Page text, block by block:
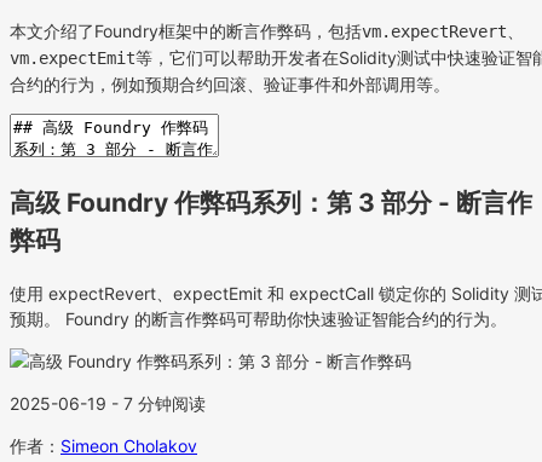
本文介绍了Foundry框架中的断言作弊码，包括vm.expectRevert
vm.expectEmit等，它们可以帮助开发者在Solidity测试中快速验证智
合约的行为，例如预期合约回滚、验证事件和外部调用等。
高级 Foundry 作弊码系列：第 3 部分 - 断言作
弊码
使用 expectRevert、expectEmit 和 expectCall 锁定你的 Solidity 测
预期。 Foundry 的断言作弊码可帮助你快速验证智能合约的行为。
2025-06-19 - 7 分钟阅读
作者： Simeon Cholakov